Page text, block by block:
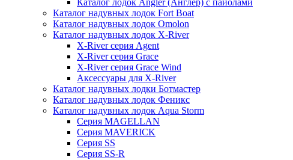
Каталог лодок Angler (Англер) с пайолами
Каталог надувных лодок Fort Boat
Каталог надувных лодок Omolon
Каталог надувных лодок X-River
X-River серия Agent
X-River серия Grace
X-River серия Grace Wind
Аксессуары для X-River
Каталог надувных лодки Ботмастер
Каталог надувных лодок Феникc
Каталог надувных лодок Aqua Storm
Серия MAGELLAN
Серия MAVERICK
Серия SS
Серия SS-R